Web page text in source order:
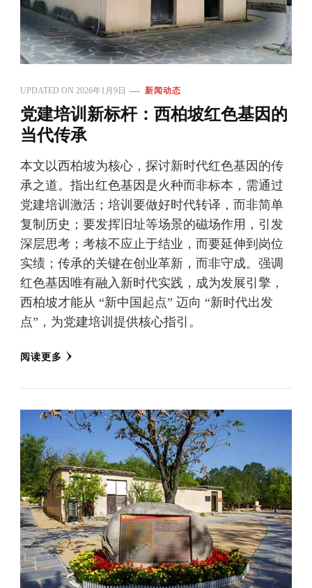
UPDATED ON 2026年1月9日 新闻动态
党建培训新标杆：西柏坡红色基因的
当代传承
本文以西柏坡为核心，探讨新时代红色基因的传
承之道。指出红色基因是火种而非标本，需通过
党建培训激活；培训要做好时代转译，而非简单
复制历史；要发挥旧址等场景的磁场作用，引发
深层思考；考核不应止于结业，而要延伸到岗位
实绩；传承的关键在创业革新，而非守成。强调
红色基因唯有融入新时代实践，成为发展引擎，
西柏坡才能从 “新中国起点” 迈向 “新时代出发
点”，为党建培训提供核心指引。
阅读更多